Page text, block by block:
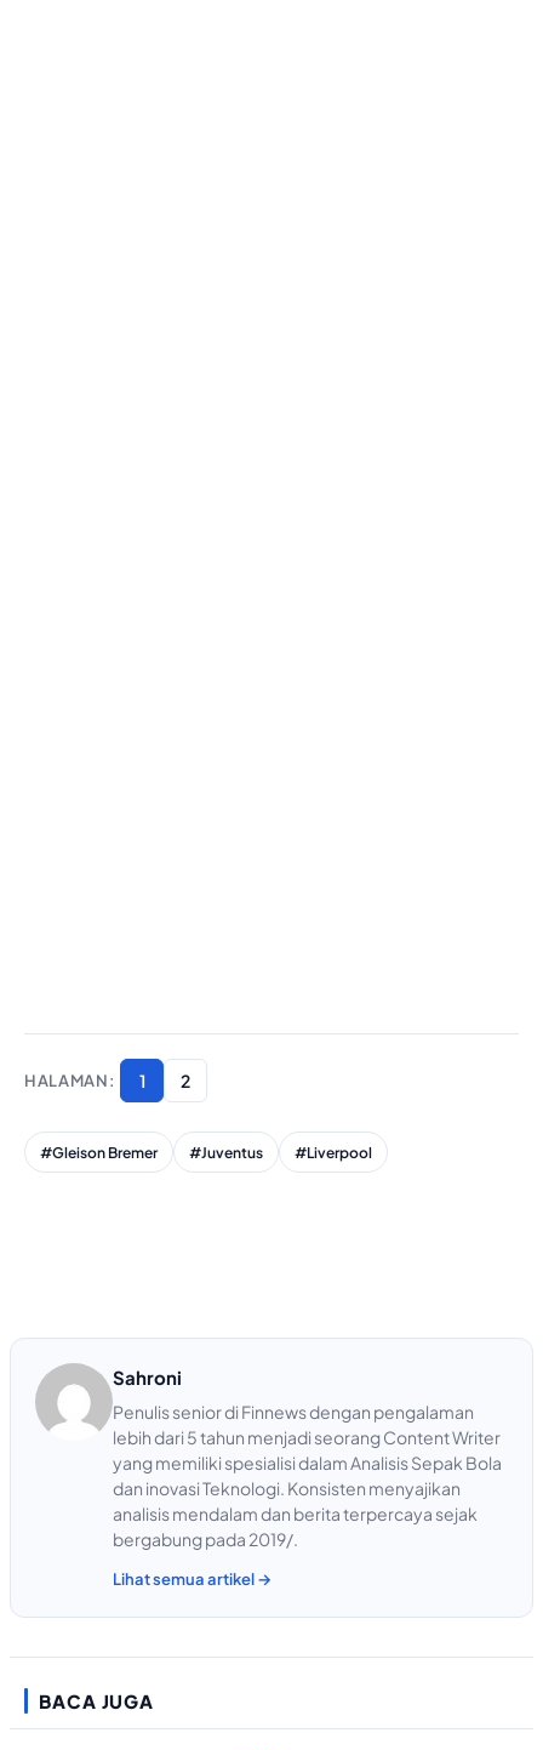
1 2
#Gleison Bremer #Juventus #Liverpool
Sahroni
Penulis senior di Finnews dengan pengalaman
lebih dari 5 tahun menjadi seorang Content Writer
yang memiliki spesialisi dalam Analisis Sepak Bola
dan inovasi Teknologi. Konsisten menyajikan
analisis mendalam dan berita terpercaya sejak
bergabung pada 2019/.
Lihat semua artikel →
BACA JUGA